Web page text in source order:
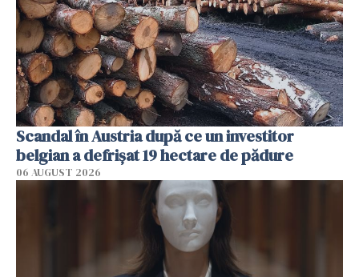
Scandal în Austria după ce un investitor
belgian a defrișat 19 hectare de pădure
06 AUGUST 2026